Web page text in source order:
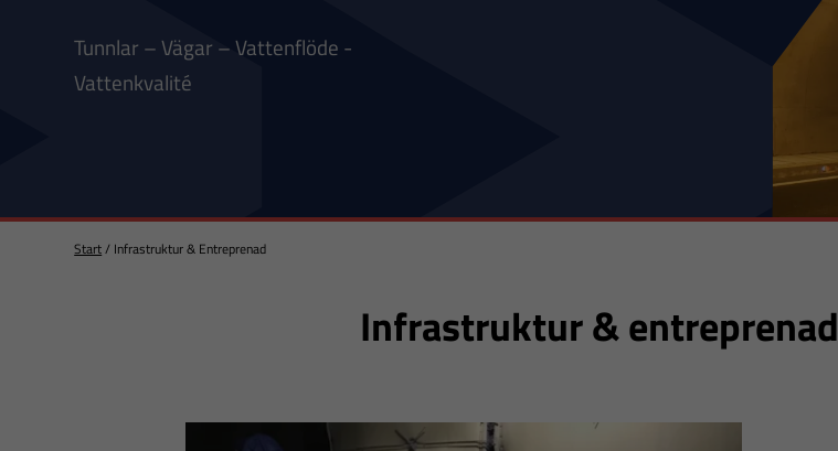
Tunnlar – Vägar – Vattenflöde -
Vattenkvalité
Start/ Infrastruktur & Entreprenad
Infrastruktur & entreprenad